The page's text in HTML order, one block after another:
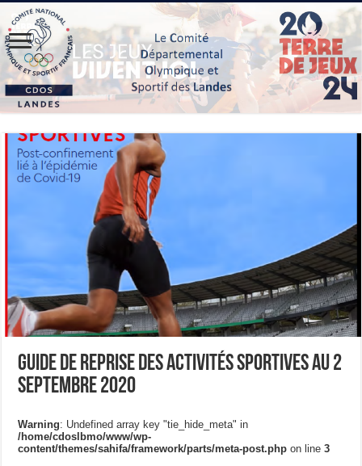
Guide de reprise des activités sportives au 2
septembre 2020
Warning: Undefined array key "tie_hide_meta" in
/home/cdoslbmo/www/wp-
content/themes/sahifa/framework/parts/meta-post.php on line3